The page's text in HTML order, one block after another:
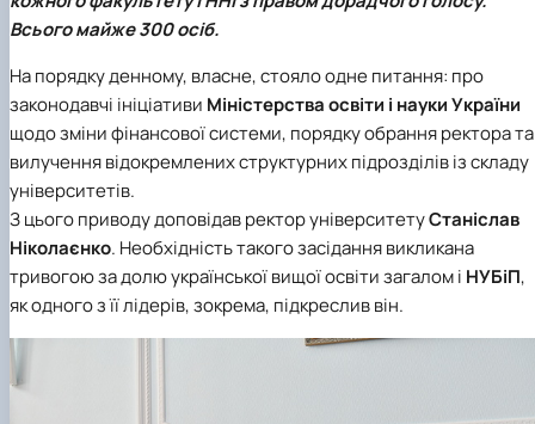
ідентифікації сортів рослин"
І міжнародна конференція присвячена 90-
річчю від дня народження вченого М.О. Зе…
Всього майже 300 осіб.
На порядку денному, власне, стояло одне питання: про
законодавчі ініціативи Міністерства освіти і науки України
щодо зміни фінансової системи, порядку обрання ректора та
вилучення відокремлених структурних підрозділів із складу
університетів.
З цього приводу доповідав ректор університетуСтаніслав
Ніколаєнко. Необхідність такого засідання викликана
тривогою за долю української вищої освіти загалом і НУБіП,
як одного з її лідерів, зокрема, підкреслив він.